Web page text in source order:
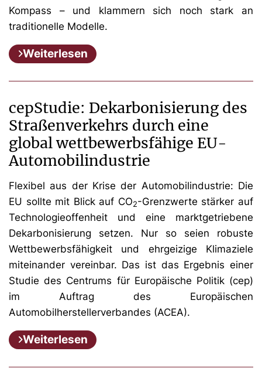
Kompass – und klammern sich noch stark an
traditionelle Modelle.
Weiterlesen
cepStudie: Dekarbonisierung des
Straßenverkehrs durch eine
global wettbewerbsfähige EU-
Automobilindustrie
Flexibel aus der Krise der Automobilindustrie: Die
EU sollte mit Blick auf CO2-Grenzwerte stärker auf
Technologieoffenheit und eine marktgetriebene
Dekarbonisierung setzen. Nur so seien robuste
Wettbewerbsfähigkeit und ehrgeizige Klimaziele
miteinander vereinbar. Das ist das Ergebnis einer
Studie des Centrums für Europäische Politik (cep)
im Auftrag des Europäischen
Automobilherstellerverbandes (ACEA).
Weiterlesen